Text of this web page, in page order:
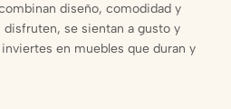
diseño, comodidad y
se sientan a gusto y
en muebles que duran y